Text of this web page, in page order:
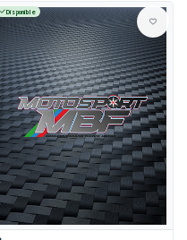
Disponible